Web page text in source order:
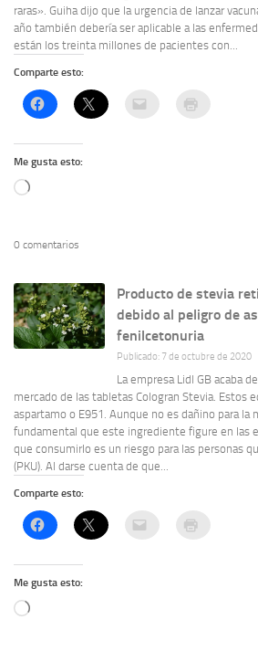
raras». Guiha dijo que la urgencia de lanzar
año también debería ser aplicable a las
están los treinta millones de pacientes con...
Comparte esto:
Me gusta esto:
Cargando...
0 comentarios
Producto de stevia
debido al peligro de
fenilcetonuria
Publicado: 7 de octubre de 2020
La empresa Lidl GB acaba
mercado de las tabletas Cologran Stevia. Estos
aspartamo o E951. Aunque no es dañino para la
fundamental que este ingrediente figure en las
que consumirlo es un riesgo para las personas
(PKU). Al darse cuenta de que...
Comparte esto:
Me gusta esto:
Cargando...